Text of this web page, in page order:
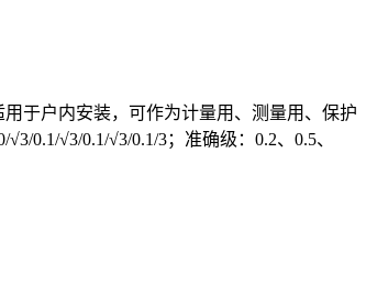
于户内安装，可作为计量用、测量用、保护
0.1/√3/0.1/√3/0.1/3；准确级：0.2、0.5、